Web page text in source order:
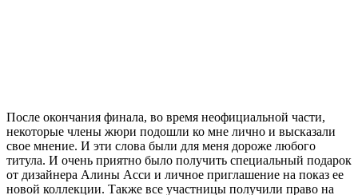
После окончания финала, во время неофициальной части,
некоторые члены жюри подошли ко мне лично и высказали
свое мнение. И эти слова были для меня дороже любого
титула. И очень приятно было получить специальный подарок
от дизайнера Алины Асси и личное приглашение на показ ее
новой коллекции. Также все участницы получили право на